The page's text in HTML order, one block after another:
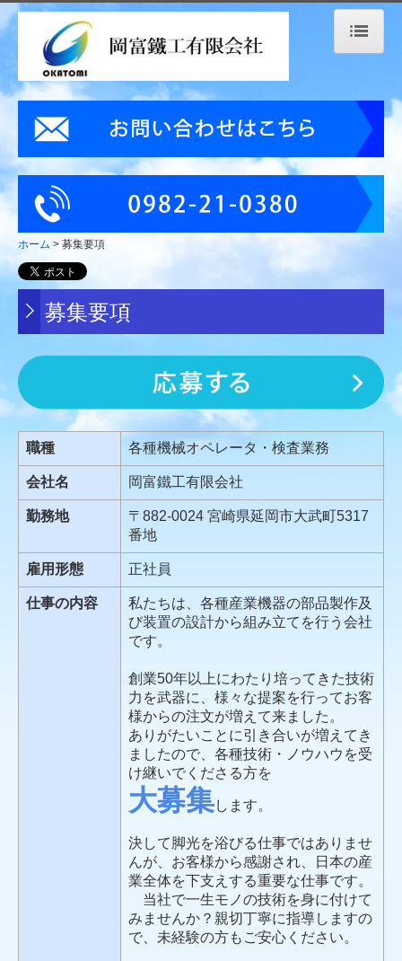
ホーム
会社案内
設備紹介
事業内容
製品事例
溶接構造
複合加工
ＣＮＣ複合旋盤加工
レーザー加工
番外編
募集要項
お問い合わせ
プライバシーポリシー
ホーム 募集要項
募集要項
職種 各種機械オペレータ・検査業務
会社名 岡富鐵工有限会社
勤務地
〒882-0024 宮崎県延岡市大武町5317
番地
雇用形態 正社員
仕事の内容
私たちは、各種産業機器の部品製作及
び装置の設計から組み立てを行う会社
です。
創業50年以上にわたり培ってきた技術
力を武器に、様々な提案を行ってお客
様からの注文が増えて来ました。
ありがたいことに引き合いが増えてき
ましたので、各種技術・ノウハウを受
け継いでくださる方を
大募集します。
決して脚光を浴びる仕事ではありませ
んが、お客様から感謝され、日本の産
業全体を下支えする重要な仕事です。
当社で一生モノの技術を身に付けて
みませんか？親切丁寧に指導しますの
で、未経験の方もご安心ください。